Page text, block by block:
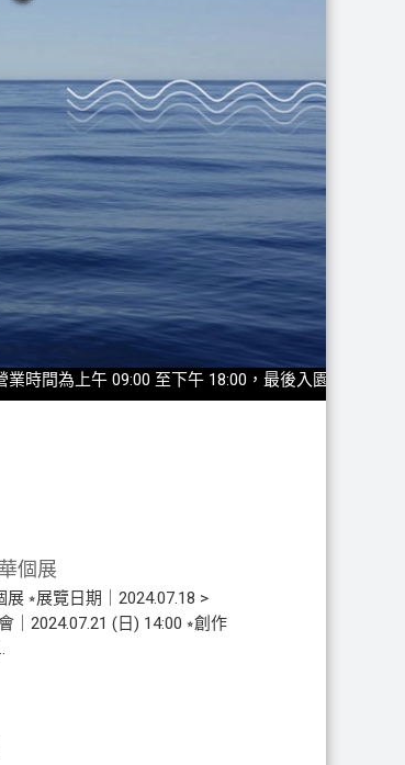
間為上午 09:00 至下午 18:00，最後入園時間為
個展
展 ⭒展覽日期｜2024.07.18 >
｜2024.07.21 (日) 14:00 ⭒創作